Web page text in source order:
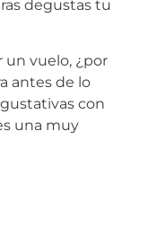
degustas tu
un vuelo, ¿por
antes de lo
con
una muy